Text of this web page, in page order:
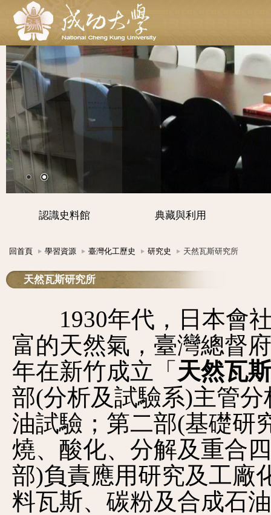
認識史料館 典藏與利用
回首頁 學習資源 臺灣化工歷史 研究史 天然瓦斯研究所
天然瓦斯研究所
1930年代，日本會社
富的天然氣，臺灣總督
年在新竹成立「 天然瓦
部(分析及試驗系)主管
油試驗；第二部(基礎研
燒、酸化、分解及重合
部)負責應用研究及工廠
料瓦斯、碳粉及合成石